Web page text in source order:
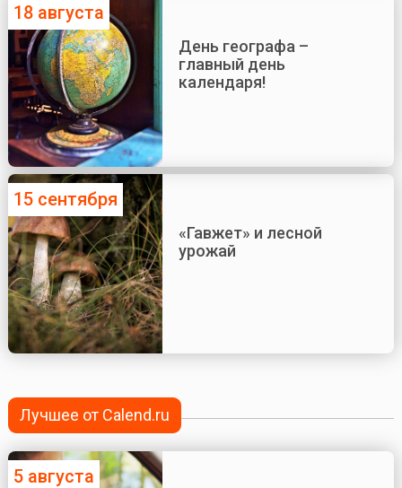
18 августа
День географа –
главный день
календаря!
15 сентября
«Гавжет» и лесной
урожай
Лучшее от Calend.ru
5 августа